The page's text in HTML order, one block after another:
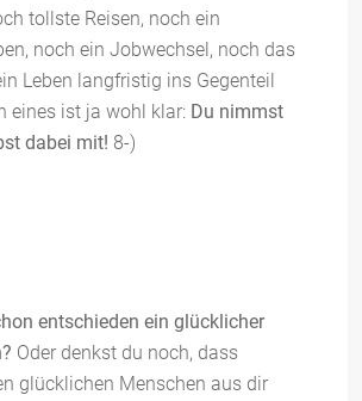
tollste Reisen, noch ein
noch ein Jobwechsel, noch das
Leben langfristig ins Gegenteil
eines ist ja wohl klar: Du nimmst
dabei mit! 8-)
entschieden ein glücklicher
Oder denkst du noch, dass
glücklichen Menschen aus dir